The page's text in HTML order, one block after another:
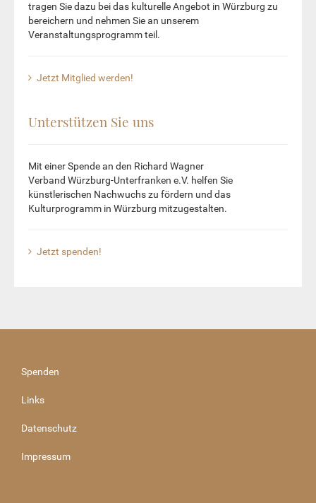
tragen Sie dazu bei das kulturelle Angebot in Würzburg zu
bereichern und nehmen Sie an unserem
Veranstaltungsprogramm teil.
Jetzt Mitglied werden!
Unterstützen Sie uns
Mit einer Spende an den Richard Wagner
Verband Würzburg-Unterfranken e.V. helfen Sie
künstlerischen Nachwuchs zu fördern und das
Kulturprogramm in Würzburg mitzugestalten.
Jetzt spenden!
Spenden
Links
Datenschutz
Impressum